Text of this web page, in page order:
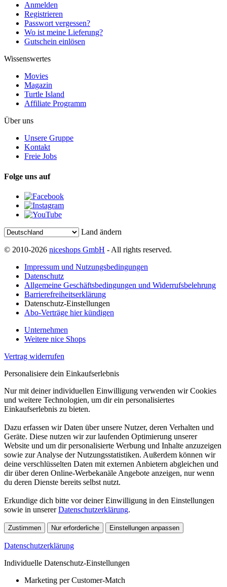
Anmelden
Registrieren
Passwort vergessen?
Wo ist meine Lieferung?
Gutschein einlösen
Wissenswertes
Movies
Magazin
Turtle Island
Affiliate Programm
Über uns
Unsere Gruppe
Kontakt
Freie Jobs
Folge uns auf
Land ändern
© 2010-2026 niceshops GmbH - All rights reserved.
Impressum und Nutzungsbedingungen
Datenschutz
Allgemeine Geschäftsbedingungen und Widerrufsbelehrung
Barrierefreiheitserklärung
Datenschutz-Einstellungen
Abo-Verträge hier kündigen
Unternehmen
Weitere nice Shops
Vertrag widerrufen
Personalisiere dein Einkaufserlebnis
Nur mit deiner individuellen Einwilligung verwenden wir Cookies
und weitere Technologien, um dir ein personalisiertes
Einkaufserlebnis zu bieten.
Dazu erfassen wir Daten über unsere Nutzer, deren Verhalten und
Geräte. Diese nutzen wir zur laufenden Optimierung unserer
Website und um dir personalisierte Werbung und Inhalte anzuzeigen
sowie zur Analyse der Nutzungsstatistiken. Außerdem können wir
deine verschlüsselten Daten mit externen Anbietern abgleichen und
dir über deren Online-Werbekanäle Angebote anzeigen, nur wenn
du deren Dienste bereits selbst nutzt.
Erkundige dich bitte vor deiner Einwilligung in den Einstellungen
sowie in unsererDatenschutzerklärung.
Zustimmen Nur erforderliche Einstellungen anpassen
Datenschutzerklärung
Individuelle Datenschutz-Einstellungen
Marketing per Customer-Match